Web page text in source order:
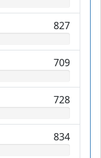
827
709
728
834